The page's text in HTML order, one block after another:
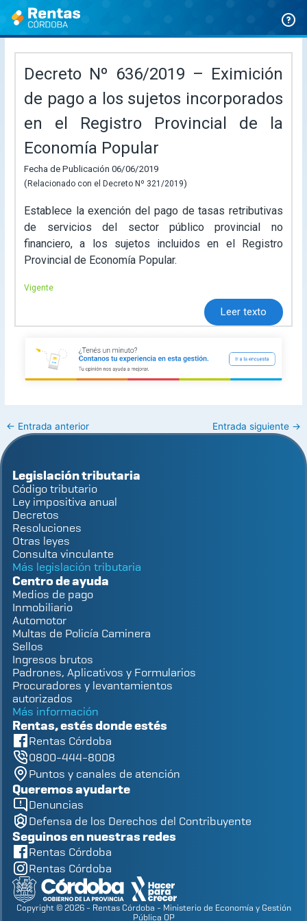
contenido
Decreto Nº 636/2019 – Eximición
de pago a los sujetos incorporados
en el Registro Provincial de la
Economía Popular
Fecha de Publicación 06/06/2019
(Relacionado con el Decreto Nº 321/2019)
Establece laexención del pago de tasas retributivas
de servicios del sector público provincial no
financiero, a los sujetos incluidos en el Registro
Provincial de Economía Popular.
Vigente
Leer texto
← Entrada anterior Entrada siguiente →